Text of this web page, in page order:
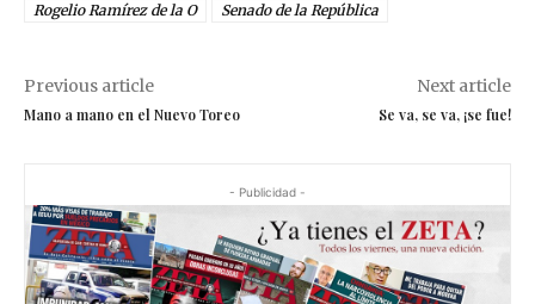
Rogelio Ramírez de la O
Senado de la República
Previous article
Mano a mano en el Nuevo Toreo
Next article
Se va, se va, ¡se fue!
- Publicidad -